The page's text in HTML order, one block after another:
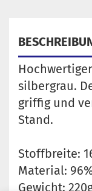
silbergrau.
griffig und
Stand.
Stoffbreite:
Material:
Gewicht: